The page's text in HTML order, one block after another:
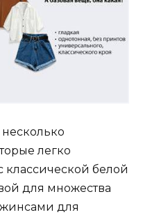
легко
классической белой
для множества
для